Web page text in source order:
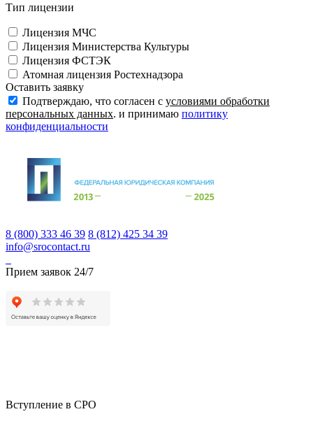
Тип лицензии
Лицензия МЧС
Лицензия Министерства Культуры
Лицензия ФСТЭК
Атомная лицензия Ростехнадзора
Оставить заявку
Подтверждаю, что согласен с условиями обработки
персональных данных. и принимаю политику
конфиденциальности
8 (800) 333 46 39 8 (812) 425 34 39
info@srocontact.ru
Прием заявок 24/7
Вступление в СРО